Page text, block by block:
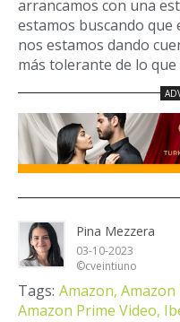
arrancamos con una
estamos buscando que
nos estamos dando
más tolerante de lo que
Pina Mezzera
03-10-2023
©cveintiuno
Tags: Amazon,
Amazon Prime Video,